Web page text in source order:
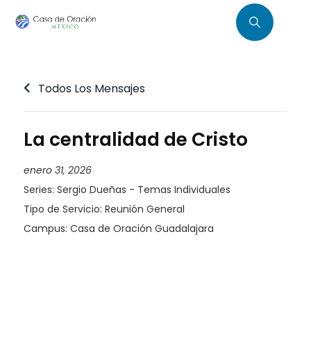
Todos Los Mensajes
La centralidad de Cristo
enero 31, 2026
Series: Sergio Dueñas - Temas Individuales
Tipo de Servicio: Reunión General
Campus: Casa de Oración Guadalajara